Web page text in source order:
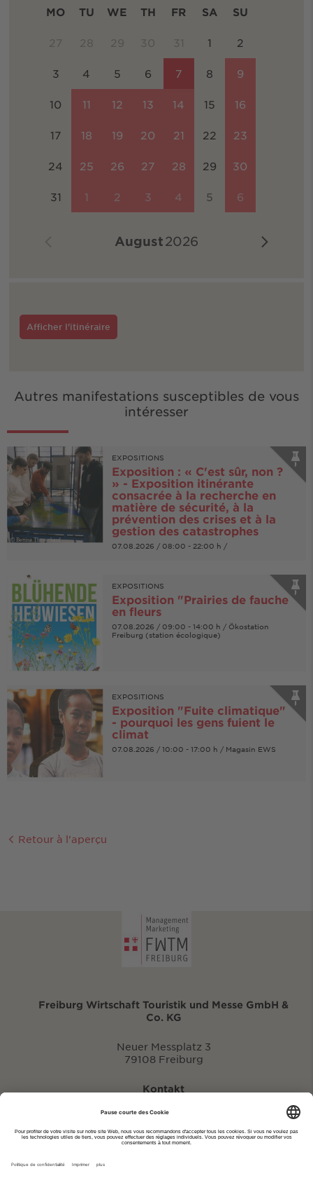
August2026
MO TU WE TH FR SA SU
27 28 29 30 31 1 2
3 4 5 6 7 8 9
10 11 12 13 14 15 16
17 18 19 20 21 22 23
24 25 26 27 28 29 30
31 1 2 3 4 5 6
Afficher l'itinéraire
Autres manifestations susceptibles de vous
intéresser
© Bettina Theuerkauf
EXPOSITIONS
Exposition : « C'est sûr, non ?
» - Exposition itinérante
consacrée à la recherche en
matière de sécurité, à la
prévention des crises et à la
gestion des catastrophes
07.08.2026 / 08:00 - 22:00 h /
EXPOSITIONS
Exposition "Prairies de fauche
en fleurs
07.08.2026 / 09:00 - 14:00 h / Ökostation
Freiburg (station écologique)
© Deutsche Klimastiftung
EXPOSITIONS
Exposition "Fuite climatique"
- pourquoi les gens fuient le
climat
07.08.2026 / 10:00 - 17:00 h / Magasin EWS
Retour à l'aperçu
Freiburg Wirtschaft Touristik und Messe GmbH &
Co. KG
Neuer Messplatz 3
79108 Freiburg
Kontakt
eventportal@fwtm.de